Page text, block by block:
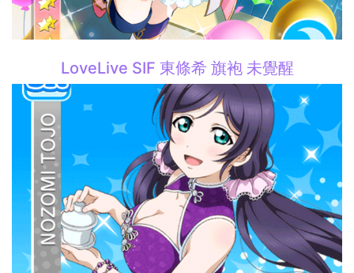
LoveLive SIF 東條希 旗袍 未覺醒